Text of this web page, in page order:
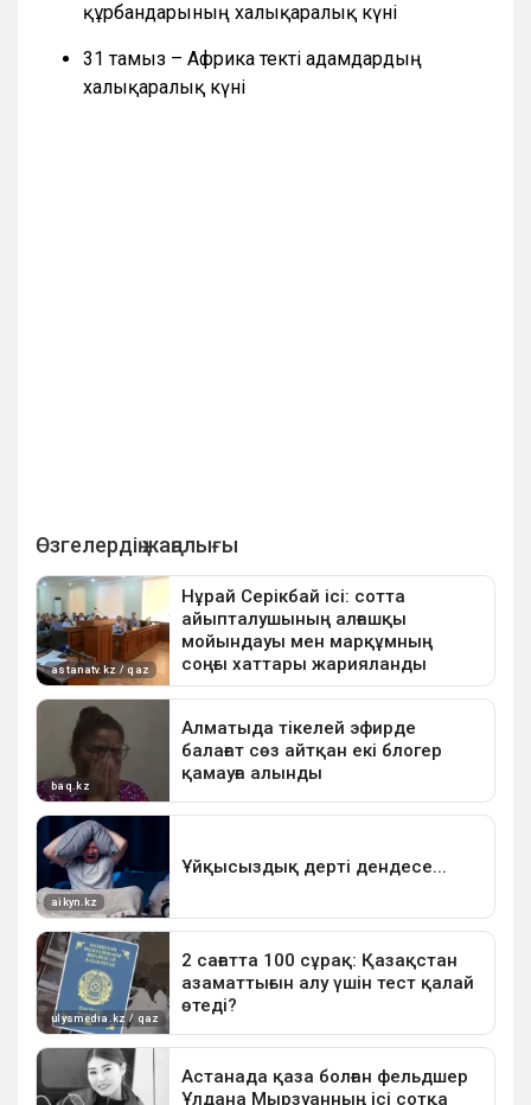
құрбандарының халықаралық күні
31 тамыз – Африка текті адамдардың
халықаралық күні